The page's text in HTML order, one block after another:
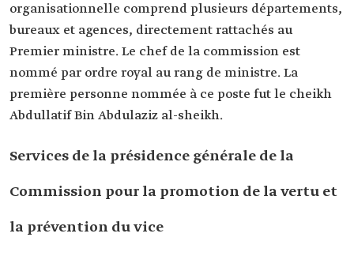
organisationnelle comprend plusieurs départements,
bureaux et agences, directement rattachés au
Premier ministre. Le chef de la commission est
nommé par ordre royal au rang de ministre. La
première personne nommée à ce poste fut le cheikh
Abdullatif Bin Abdulaziz al-sheikh.
Services de la présidence générale de la
Commission pour la promotion de la vertu et
la prévention du vice